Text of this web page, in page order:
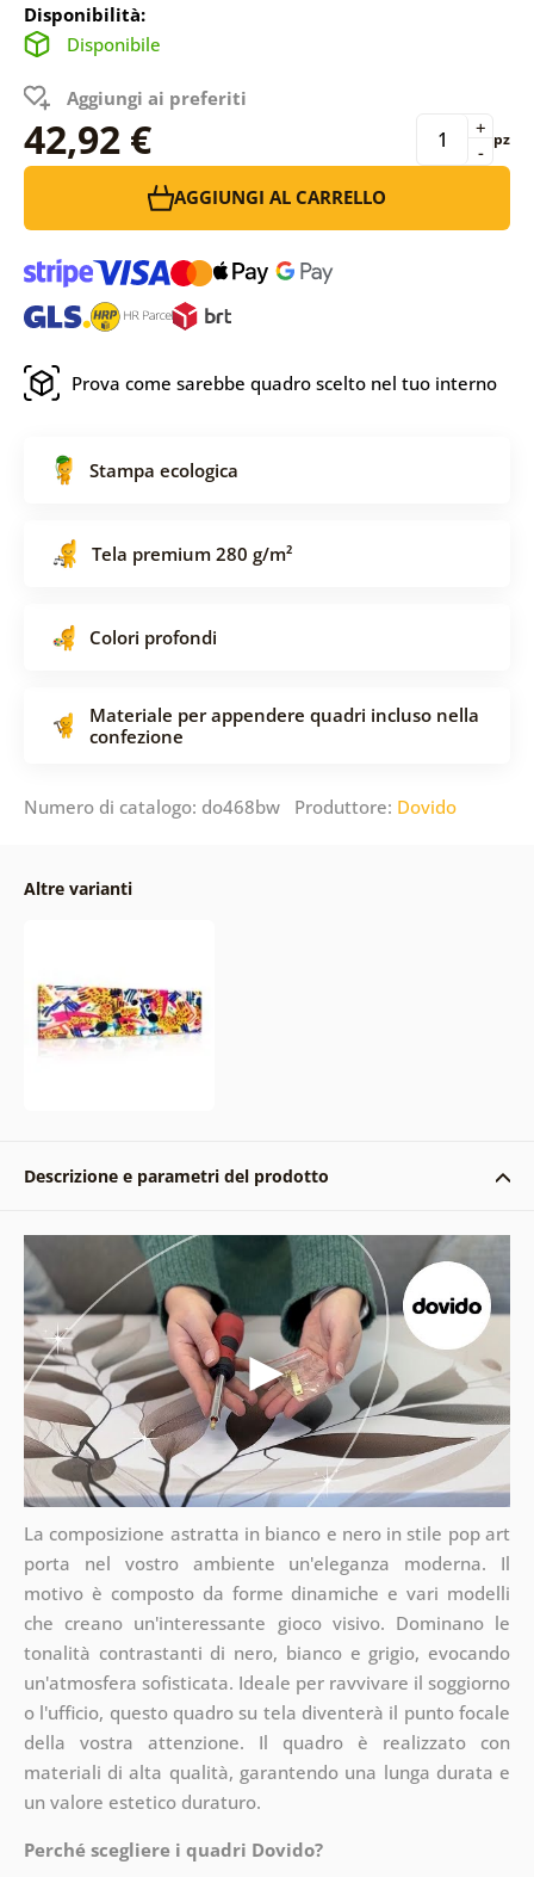
Disponibilità:
Disponibile
Aggiungi ai preferiti
42,92 € -
+ pz
AGGIUNGI AL CARRELLO
Prova come sarebbe quadro scelto nel tuo interno
Stampa ecologica
Tela premium 280 g/m²
Colori profondi
Materiale per appendere quadri incluso nella
confezione
Numero di catalogo: do468bw Produttore: Dovido
Altre varianti
Descrizione e parametri del prodotto
La composizione astratta in bianco e nero in stile pop art
porta nel vostro ambiente un'eleganza moderna. Il
motivo è composto da forme dinamiche e vari modelli
che creano un'interessante gioco visivo. Dominano le
tonalità contrastanti di nero, bianco e grigio, evocando
un'atmosfera sofisticata. Ideale per ravvivare il soggiorno
o l'ufficio, questo quadro su tela diventerà il punto focale
della vostra attenzione. Il quadro è realizzato con
materiali di alta qualità, garantendo una lunga durata e
un valore estetico duraturo.
Perché scegliere i quadri Dovido?